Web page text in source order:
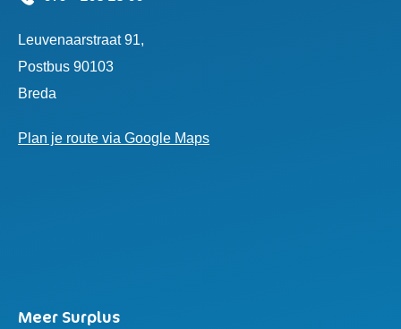
Leuvenaarstraat 91,
Postbus 90103
Breda
Plan je route via Google Maps
Meer Surplus